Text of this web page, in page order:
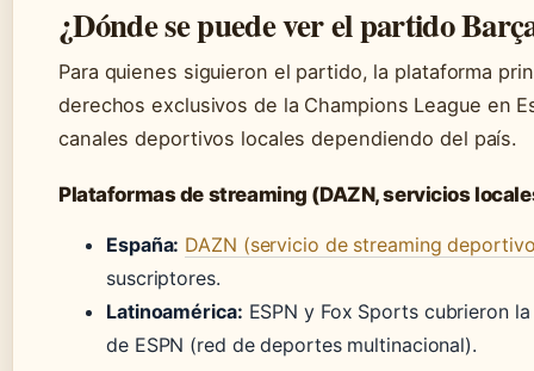
¿Dónde se puede ver el partido
Para quienes siguieron el partido, la plataforma
derechos exclusivos de la Champions League en
canales deportivos locales dependiendo del país.
Plataformas de streaming (DAZN, servicios
España: DAZN (servicio de streaming
suscriptores.
Latinoamérica: ESPN y Fox Sports cubrieron
de ESPN (red de deportes multinacional).